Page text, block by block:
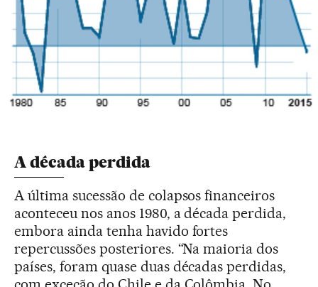
A década perdida
A última sucessão de colapsos financeiros
aconteceu nos anos 1980, a década perdida,
embora ainda tenha havido fortes
repercussões posteriores. “Na maioria dos
países, foram quase duas décadas perdidas,